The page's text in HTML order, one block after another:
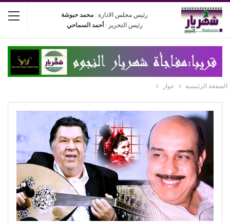
رئيس مجلس الادارة : محمد حبوشة
رئيس التحرير : أحمد السماحي
الصفحة الرئيسية حوار